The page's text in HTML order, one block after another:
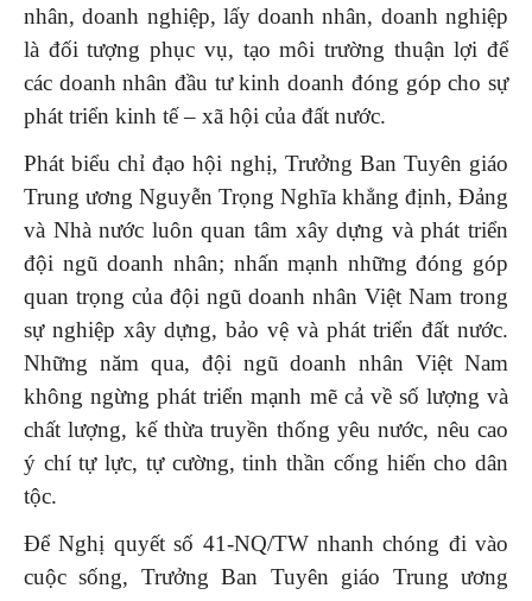
nhân, doanh nghiệp, lấy doanh nhân, doanh nghiệp
là đối tượng phục vụ, tạo môi trường thuận lợi để
các doanh nhân đầu tư kinh doanh đóng góp cho sự
phát triển kinh tế – xã hội của đất nước.
Phát biểu chỉ đạo hội nghị, Trưởng Ban Tuyên giáo
Trung ương Nguyễn Trọng Nghĩa khẳng định, Đảng
và Nhà nước luôn quan tâm xây dựng và phát triển
đội ngũ doanh nhân; nhấn mạnh những đóng góp
quan trọng của đội ngũ doanh nhân Việt Nam trong
sự nghiệp xây dựng, bảo vệ và phát triển đất nước.
Những năm qua, đội ngũ doanh nhân Việt Nam
không ngừng phát triển mạnh mẽ cả về số lượng và
chất lượng, kế thừa truyền thống yêu nước, nêu cao
ý chí tự lực, tự cường, tinh thần cống hiến cho dân
tộc.
Để Nghị quyết số 41-NQ/TW nhanh chóng đi vào
cuộc sống, Trưởng Ban Tuyên giáo Trung ương